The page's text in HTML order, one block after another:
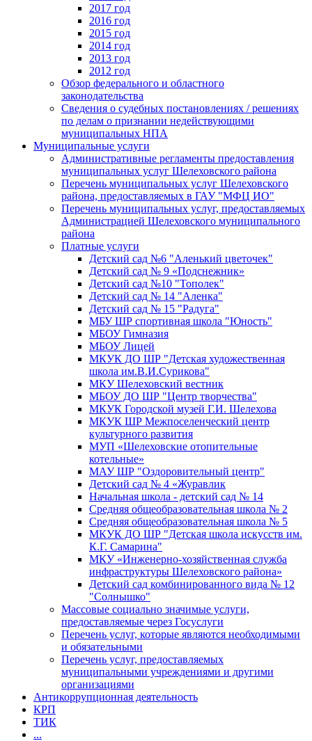
2017 год
2016 год
2015 год
2014 год
2013 год
2012 год
Обзор федерального и областного
законодательства
Сведения о судебных постановлениях / решениях
по делам о признании недействующими
муниципальных НПА
Муниципальные услуги
Административные регламенты предоставления
муниципальных услуг Шелеховского района
Перечень муниципальных услуг Шелеховского
района, предоставляемых в ГАУ "МФЦ ИО"
Перечень муниципальных услуг, предоставляемых
Администрацией Шелеховского муниципального
района
Платные услуги
Детский сад №6 "Аленький цветочек"
Детский сад № 9 «Подснежник»
Детский сад №10 "Тополек"
Детский сад № 14 "Аленка"
Детский сад № 15 "Радуга"
МБУ ШР спортивная школа "Юность"
МБОУ Гимназия
МБОУ Лицей
МКУК ДО ШР "Детская художественная
школа им.В.И.Сурикова"
МКУ Шелеховский вестник
МБОУ ДО ШР "Центр творчества"
МКУК Городской музей Г.И. Шелехова
МКУК ШР Межпоселенческий центр
культурного развития
МУП «Шелеховские отопительные
котельные»
МАУ ШР "Оздоровительный центр"
Детский сад № 4 «Журавлик
Начальная школа - детский сад № 14
Средняя общеобразовательная школа № 2
Средняя общеобразовательная школа № 5
МКУК ДО ШР "Детская школа искусств им.
К.Г. Самарина"
МКУ «Инженерно-хозяйственная служба
инфраструктуры Шелеховского района»
Детский сад комбинированного вида № 12
"Солнышко"
Массовые социально значимые услуги,
предоставляемые через Госуслуги
Перечень услуг, которые являются необходимыми
и обязательными
Перечень услуг, предоставляемых
муниципальными учреждениями и другими
организациями
Антикоррупционная деятельность
КРП
ТИК
...